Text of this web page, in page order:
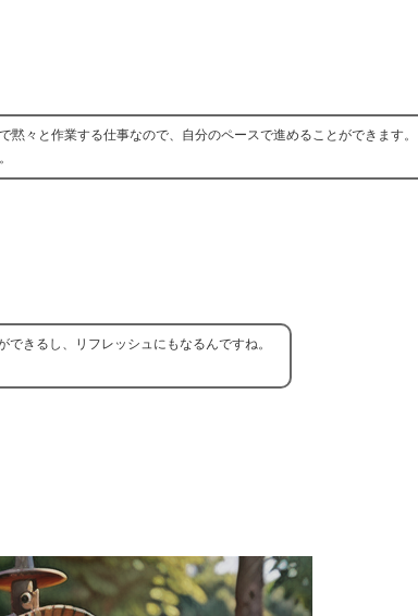
々と作業する仕事なので、自分のペースで進めることができます。
きるし、リフレッシュにもなるんですね。